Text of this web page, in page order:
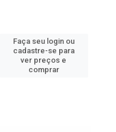
Faça seu login ou
cadastre-se para
ver preços e
comprar